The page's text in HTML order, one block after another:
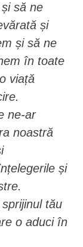
să ne
și
și să ne
în toate
viață
ne-ar
noastră
și
tău
o aduci în